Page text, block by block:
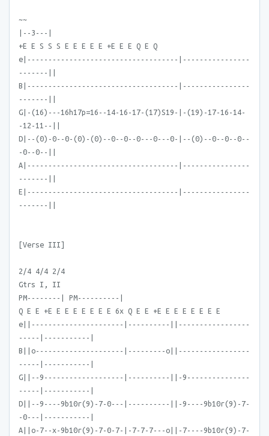
~~
|--3---|
+E E S S S E E E E E +E E E Q E Q
e|------------------------------------|----------------
-------||
B|------------------------------------|----------------
-------||
G|-(16)---16h17p=16--14-16-17-(17)S19-|-(19)-17-16-14-
-12-11--||
D|--(0)-0--0-(0)-(0)--0--0--0---0---0-|--(0)--0--0--0--
-0--0--||
A|------------------------------------|----------------
-------||
E|------------------------------------|----------------
-------||
[Verse III]
2/4 4/4 2/4
Gtrs I, II
PM--------| PM----------|
Q E E +E E E E E E E E 6x Q E E +E E E E E E E E
e||----------------------|----------||-----------------
-----|-----------|
B||o---------------------|---------o||-----------------
-----|-----------|
G||--9-------------------|----------||-9---------------
-----|-----------|
D||--9----9b10r(9)-7-0---|----------||-9----9b10r(9)-7-
-0---|-----------|
A||o-7--x-9b10r(9)-7-0-7-|-7-7-7---o||-7----9b10r(9)-7-